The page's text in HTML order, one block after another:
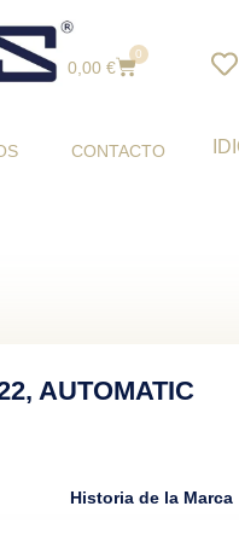
0,00€
0
Cart
CONTACTO
AUTOMATIC
Historia de la Marca